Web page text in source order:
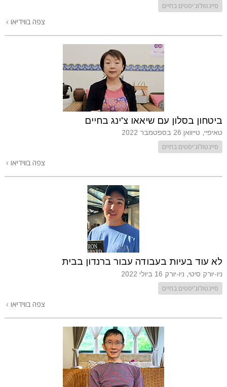
סיינטולוג'יסטים בחיים
צפה בווידיאו
ביטחון בסלון עם שיאאו צ'ינג בחיים
טאיפיי, טייוואן 26 בספטמבר 2022
סיינטולוג'יסטים בחיים
צפה בווידיאו
לא עוד בעיות בעבודה עבור ברנדון בבית
ניו-יורק סיטי, ניו-יורק 16 ביולי 2022
סיינטולוג'יסטים בחיים
צפה בווידיאו